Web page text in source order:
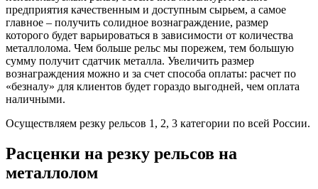
предприятия качественным и доступным сырьем, а самое
главное – получить солидное вознаграждение, размер
которого будет варьироваться в зависимости от количества
металлолома. Чем больше рельс мы порежем, тем большую
сумму получит сдатчик металла. Увеличить размер
вознаграждения можно и за счет способа оплаты: расчет по
«безналу» для клиентов будет гораздо выгодней, чем оплата
наличными.
Осуществляем резку рельсов 1, 2, 3 категории по всей России.
Расценки на резку рельсов на
металлолом